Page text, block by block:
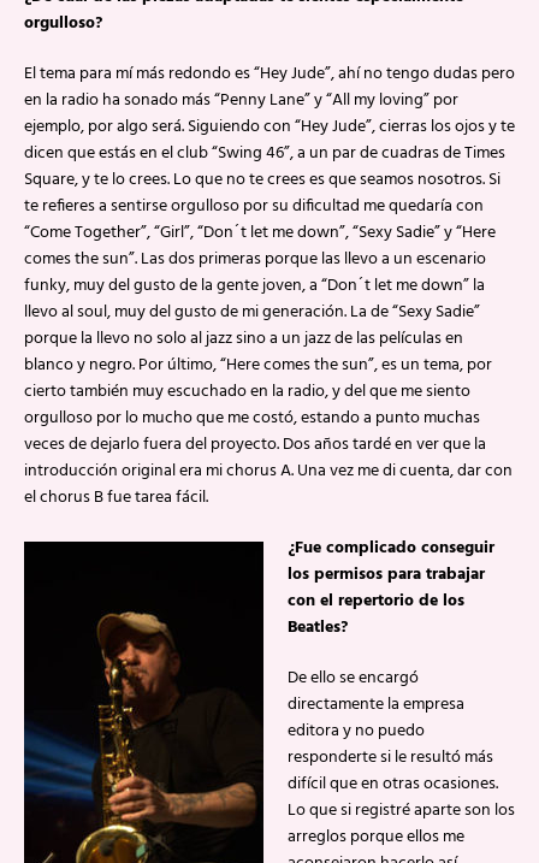
orgulloso?
El tema para mí más redondo es “Hey Jude”, ahí no tengo dudas pero
en la radio ha sonado más “Penny Lane” y “All my loving” por
ejemplo, por algo será. Siguiendo con “Hey Jude”, cierras los ojos y te
dicen que estás en el club “Swing 46”, a un par de cuadras de Times
Square, y te lo crees. Lo que no te crees es que seamos nosotros. Si
te refieres a sentirse orgulloso por su dificultad me quedaría con
“Come Together”, “Girl”, “Don´t let me down”, “Sexy Sadie” y “Here
comes the sun”. Las dos primeras porque las llevo a un escenario
funky, muy del gusto de la gente joven, a “Don´t let me down” la
llevo al soul, muy del gusto de mi generación. La de “Sexy Sadie”
porque la llevo no solo al jazz sino a un jazz de las películas en
blanco y negro. Por último, “Here comes the sun”, es un tema, por
cierto también muy escuchado en la radio, y del que me siento
orgulloso por lo mucho que me costó, estando a punto muchas
veces de dejarlo fuera del proyecto. Dos años tardé en ver que la
introducción original era mi chorus A. Una vez me di cuenta, dar con
el chorus B fue tarea fácil.
¿Fue complicado conseguir
los permisos para trabajar
con el repertorio de los
Beatles?
De ello se encargó
directamente la empresa
editora y no puedo
responderte si le resultó más
difícil que en otras ocasiones.
Lo que si registré aparte son los
arreglos porque ellos me